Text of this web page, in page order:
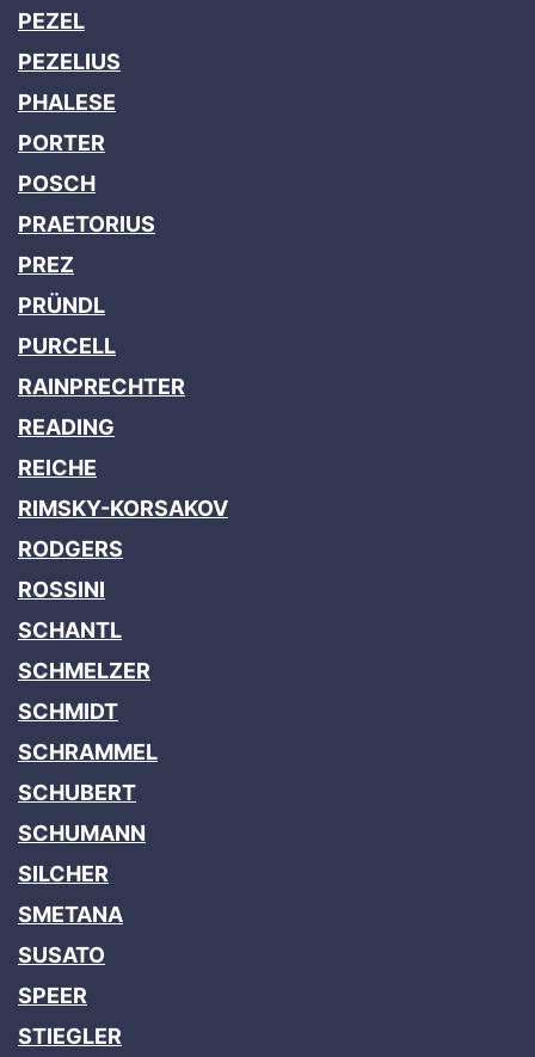
PEZEL
PEZELIUS
PHALESE
PORTER
POSCH
PRAETORIUS
PREZ
PRÜNDL
PURCELL
RAINPRECHTER
READING
REICHE
RIMSKY-KORSAKOV
RODGERS
ROSSINI
SCHANTL
SCHMELZER
SCHMIDT
SCHRAMMEL
SCHUBERT
SCHUMANN
SILCHER
SMETANA
SUSATO
SPEER
STIEGLER